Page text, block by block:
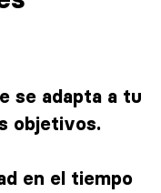
se adapta a tu
objetivos.
en el tiempo